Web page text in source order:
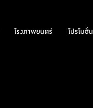
โรงภาพยนตร์ โปรโมชั่น